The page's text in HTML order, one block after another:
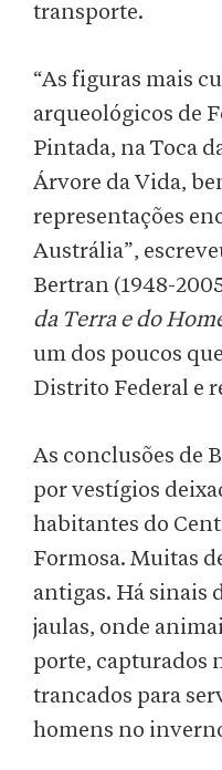
transporte.
“As figuras mais
arqueológicos de
Pintada, na Toca
Árvore da Vida,
representações
Austrália”,
Bertran (1948-
da Terra e do
um dos poucos
Distrito Federal e
As conclusões de
por vestígios
habitantes do
Formosa. Muitas
antigas. Há sinais
jaulas, onde
porte, capturados
trancados para
homens no